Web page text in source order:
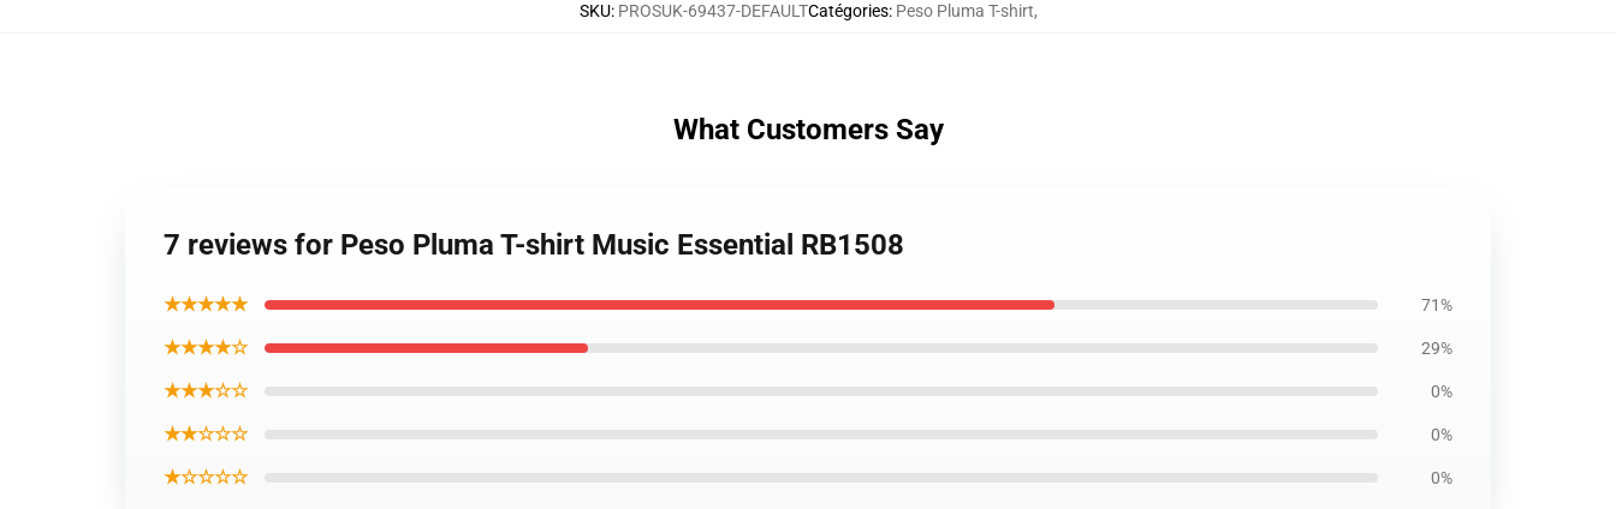
SKU: PROSUK-69437-DEFAULTCatégories: Peso Pluma T-shirt,
What Customers Say
7 reviews for Peso Pluma T-shirt Music Essential RB1508
★★★★★ 71%
★★★★☆ 29%
★★★☆☆ 0%
★★☆☆☆ 0%
★☆☆☆☆ 0%